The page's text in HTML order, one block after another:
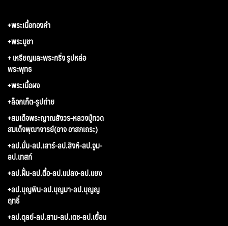
+พระเนื้อทองคำ
+พระบูชา
+ เหรียญและพระกริ่ง รูปหล่อ
พระพุทธ
+พระเนื้อผง
+ล็อกเก็ต-รูปถ่าย
+สมเด็จพระญาณสังวร-หลวงปู่ทวด
สมเด็จพุฒาจารย์(อาจ อาสภเถระ)
+ลป.มั่น-ลป.เสาร์-ลป.สิงห์-ลป.จูม-
ลป.เทสก์
+ลป.ฝั้น-ลป.ตื้อ-ลป.แปลง-ลป.แยง
+ลป.บุญพิน-ลป.บุญมา-ลป.บุญญ
ฤทธิ์
+ลป.ดุลย์-ลป.สาม-ลป.เดช-ลป.เยื้อน